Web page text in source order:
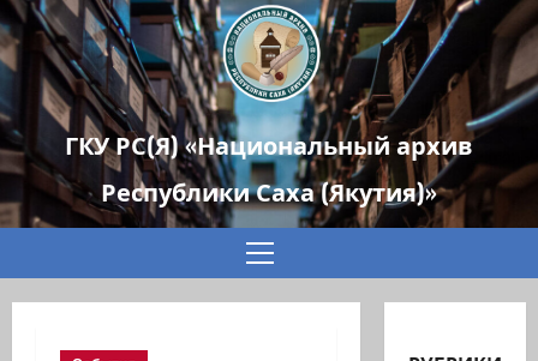
ГКУ РС(Я) «Национальный архив
Республики Саха (Якутия)»
Основное